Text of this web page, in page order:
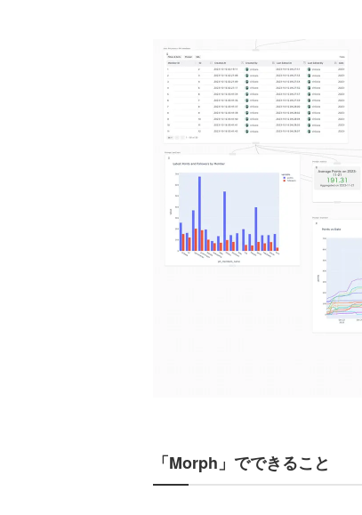
「Morph」でできること